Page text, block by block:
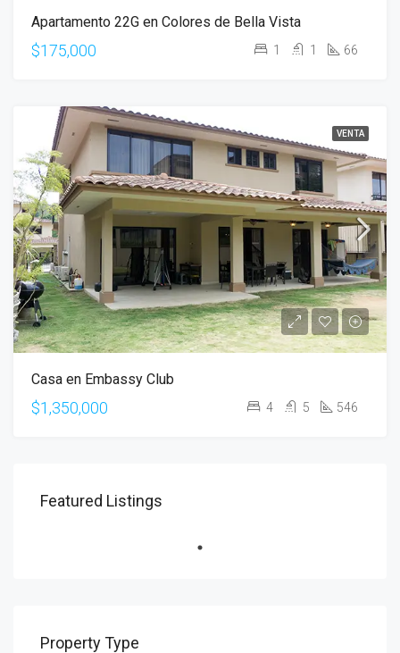
Apartamento 22G en Colores de Bella Vista
$175,000 1 1 66
VENTA
Casa en Embassy Club
$1,350,000 4 5 546
Featured Listings
Property Type